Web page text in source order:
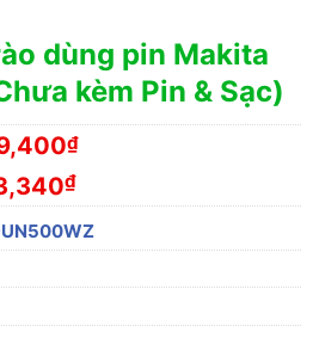
dùng pin Makita
kèm Pin & Sạc)
₫
₫